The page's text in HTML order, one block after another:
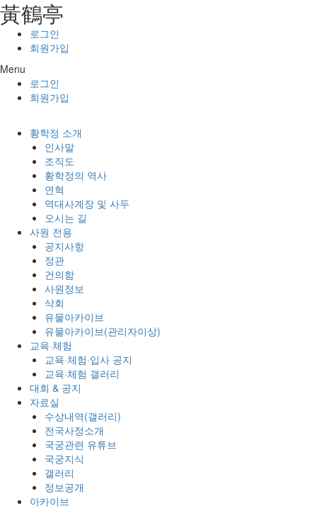
콘텐츠로
건너뛰기
⿈鶴亭
로그인
회원가입
Menu
로그인
회원가입
황학정 소개
인사말
조직도
황학정의 역사
연혁
역대사계장 및 사두
오시는 길
사원 전용
공지사항
정관
건의함
사원정보
삭회
유물아카이브
유물아카이브(관리자이상)
교육·체험
교육·체험·입사 공지
교육·체험 갤러리
대회 & 공지
자료실
수상내역(갤러리)
전국사정소개
국궁관련 유튜브
국궁지식
갤러리
정보공개
아카이브